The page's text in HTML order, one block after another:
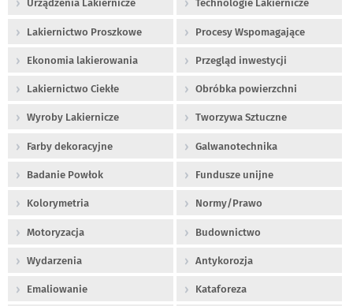
Urządzenia Lakiernicze Technologie Lakiernicze
Lakiernictwo Proszkowe Procesy Wspomagające
Ekonomia lakierowania Przegląd inwestycji
Lakiernictwo Ciekłe Obróbka powierzchni
Wyroby Lakiernicze Tworzywa Sztuczne
Farby dekoracyjne Galwanotechnika
Badanie Powłok Fundusze unijne
Kolorymetria Normy/Prawo
Motoryzacja Budownictwo
Wydarzenia Antykorozja
Emaliowanie Kataforeza